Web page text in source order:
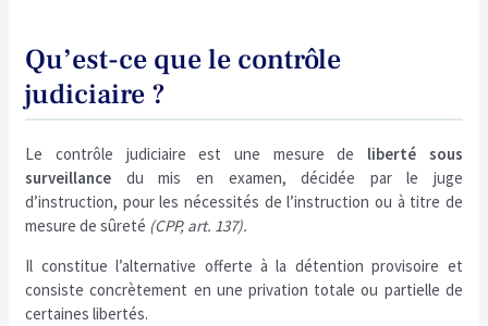
Qu’est-ce que le contrôle
judiciaire ?
Le contrôle judiciaire est une mesure de liberté sous
surveillance du mis en examen, décidée par le juge
d’instruction, pour les nécessités de l’instruction ou à titre de
mesure de sûreté (CPP, art. 137).
Il constitue l’alternative offerte à la détention provisoire et
consiste concrètement en une privation totale ou partielle de
certaines libertés.